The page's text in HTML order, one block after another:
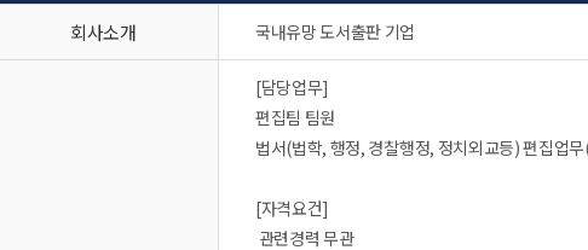
회사소개 국내유망 도서출판 기업
[담당업무]
편집팀 팀원
법서(법학, 행정, 경찰행정, 정치외교등) 편집업
[자격요건]
관련경력 무관